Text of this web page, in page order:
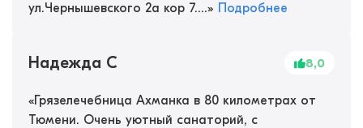
ул.Чернышевского 2а кор 7....» Подробнее
Надежда С 8,0
«Грязелечебница Ахманка в 80 километрах от
Тюмени. Очень уютный санаторий, с